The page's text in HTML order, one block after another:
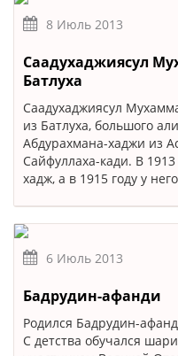
8 Июль 2013
Саадухаджиясул
Батлуха
Саадухаджиясул
из Батлуха, большого
Абдурахмана-хаджи из
Сайфуллаха-кади. В
хадж, а в 1915 году у
6 Июль 2013
Бадрудин-афанди
Родился Бадрудин-
С детства обучался